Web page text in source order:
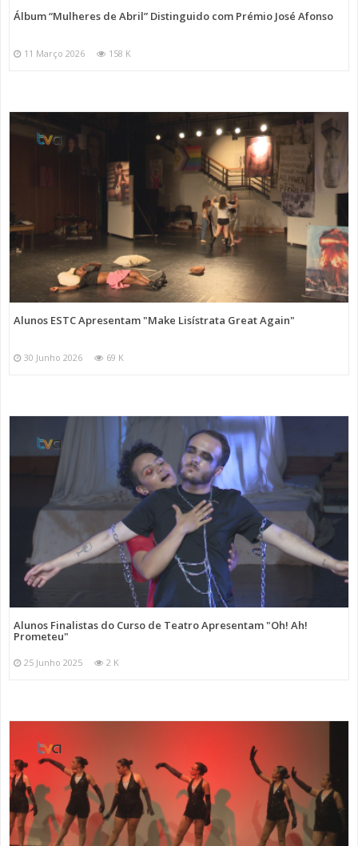
Álbum “Mulheres de Abril” Distinguido com Prémio José Afonso
11 Março 2026 158 K
Alunos ESTC Apresentam "Make Lisístrata Great Again"
30 Junho 2026 69 K
Alunos Finalistas do Curso de Teatro Apresentam "Oh! Ah!
Prometeu"
25 Junho 2025 2 K